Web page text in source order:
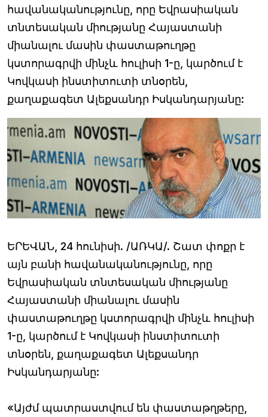
հավանականությունը, որը Եվրասիական
տնտեսական միությանը Հայաստանի
միանալու մասին փաստաթուղթը
կստորագրվի մինչև հուլիսի 1-ը, կարծում է
Կովկասի ինստիտուտի տնօրեն,
քաղաքագետ Ալեքսանդր Իսկանդարյանը:
ԵՐԵՎԱՆ, 24 հունիսի. /ԱՌԿԱ/. Շատ փոքր է
այն բանի հավանականությունը, որը
Եվրասիական տնտեսական միությանը
Հայաստանի միանալու մասին
փաստաթուղթը կստորագրվի մինչև հուլիսի
1-ը, կարծում է Կովկասի ինստիտուտի
տնօրեն, քաղաքագետ Ալեքսանդր
Իսկանդարյանը:
«Այժմ պատրաստվում են փաստաթղթերը,